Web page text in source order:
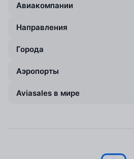
Авиакомпании
Направления
Города
Аэропорты
Aviasales в мире